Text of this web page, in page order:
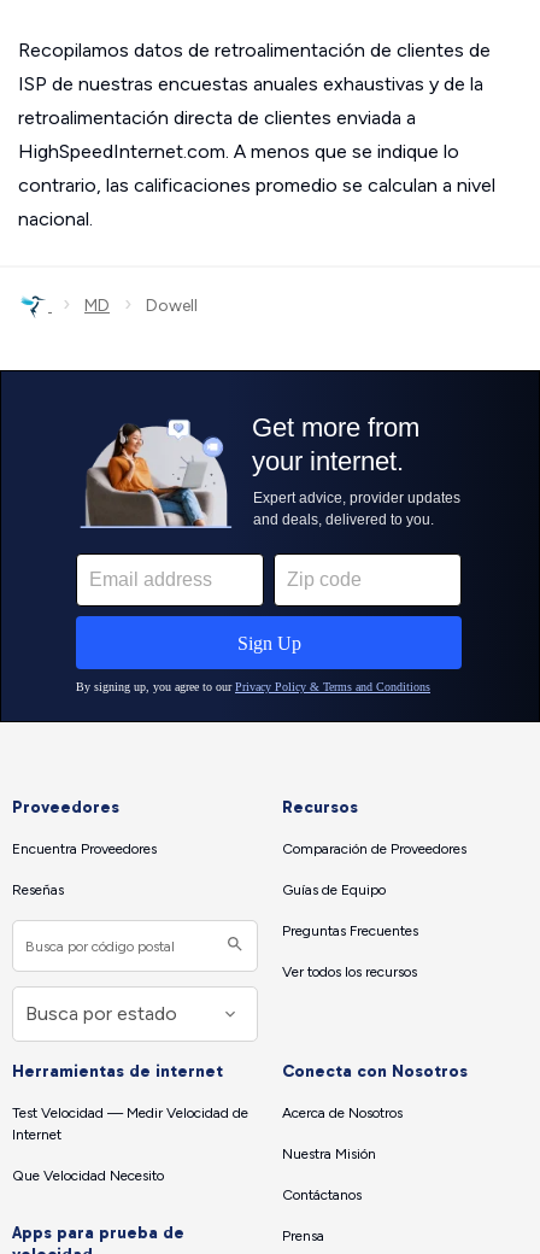
Recopilamos datos de retroalimentación de clientes de
ISP de nuestras encuestas anuales exhaustivas y de la
retroalimentación directa de clientes enviada a
HighSpeedInternet.com. A menos que se indique lo
contrario, las calificaciones promedio se calculan a nivel
nacional.
› MD › Dowell
Proveedores
Encuentra Proveedores
Reseñas
Recursos
Comparación de Proveedores
Guías de Equipo
Preguntas Frecuentes
Ver todos los recursos
Herramientas de internet
Test Velocidad — Medir Velocidad de
Internet
Que Velocidad Necesito
Apps para prueba de
Conecta con Nosotros
Acerca de Nosotros
Nuestra Misión
Contáctanos
Prensa